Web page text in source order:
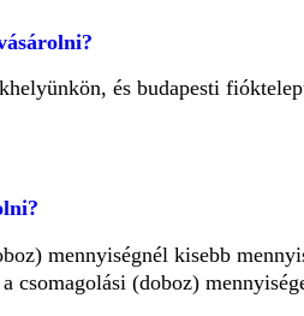
és budapesti
mennyiségnél kisebb
csomagolási (doboz)